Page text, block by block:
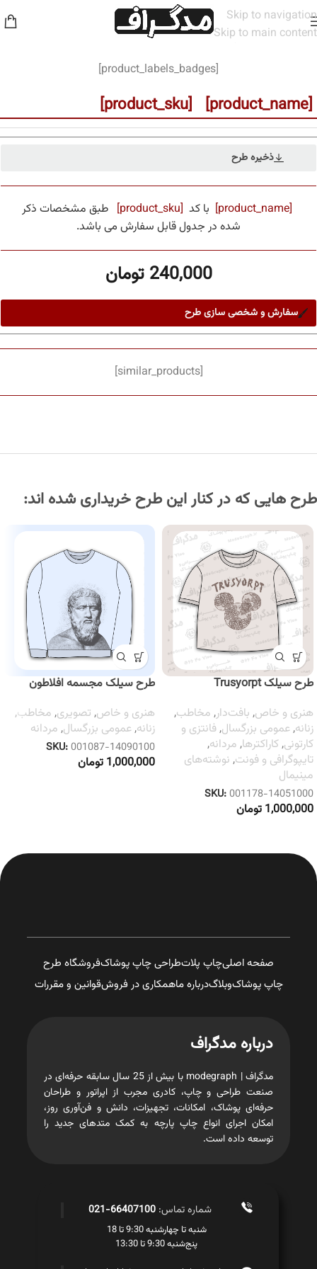
Skip to navigation
Skip to main content
خانه/مخاطب /مردانه
[product_labels_badges]
[product_name] [product_sku]
ذخیره طرح
[product_name] با کد [product_sku]
طبق مشخصات ذکر
شده در جدول قابل سفارش می باشد.
240,000 تومان
سفارش و شخصی سازی طرح
[similar_products]
طرح هایی که در کنار این طرح خریداری شده اند:
طرح سیلک Trusyorpt
هنری و خاص, بافت‌دار, مخاطب,
زنانه,عمومی بزرگسال,فانتزی و
کارتونی,کاراکترها, مردانه,
تایپوگرافی و فونت, نوشته‌های
مینیمال
SKU:001178-14051000
1,000,000 تومان
طرح سیلک مجسمه افلاطون
هنری و خاص, تصویری, مخاطب,
زنانه,عمومی بزرگسال, مردانه
SKU:001087-14090100
1,000,000 تومان
صفحه اصلیچاپ پلاتطراحی چاپ پوشاکفروشگاه طرح
چاپ پوشاکوبلاگدرباره ماهمکاری در فروشقوانین و مقررات
درباره مدگراف
مدگراف | modegraph با بیش از 25 سال سابقه حرفه‌ای در
صنعت طراحی و چاپ، کادری مجرب از اپراتور و طراحان
حرفه‌ای پوشاک، امکانات، تجهیزات، دانش و فن‌آوری روز،
امکان اجرای انواع چاپ پارچه به کمک متدهای جدید را
توسعه داده است.
شماره تماس:66407100-021
شنبه تا چهارشنبه 9:30 تا 18
پنج‌شنبه 9:30 تا 13:30